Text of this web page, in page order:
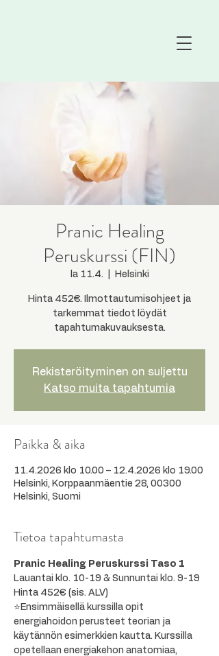
Pranic Healing
Peruskurssi (FIN)
la 11.4. Helsinki
Hinta 452€. Ilmottautumisohjeet ja
tarkemmat tiedot löydät
tapahtumakuvauksesta.
Rekisteröityminen on suljettu
Katso muita tapahtumia
Paikka & aika
11.4.2026 klo 10.00 – 12.4.2026 klo 19.00
Helsinki, Korppaanmäentie 28, 00300
Helsinki, Suomi
Tietoa tapahtumasta
Pranic Healing Peruskurssi Taso 1
Lauantai klo. 10-19 & Sunnuntai klo. 9-19
Hinta 452€ (sis. ALV)
⭐Ensimmäisellä kurssilla opit
energiahoidon perusteet teorian ja
käytännön esimerkkien kautta. Kurssilla
opetellaan energiakehon anatomiaa,